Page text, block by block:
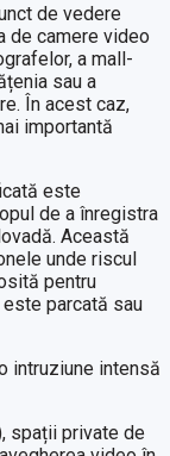
de vedere
de camere video
a mall-
sau a
În acest caz,
importantă
este
de a înregistra
Această
unde riscul
pentru
parcată sau
intruziune intensă
spații private de